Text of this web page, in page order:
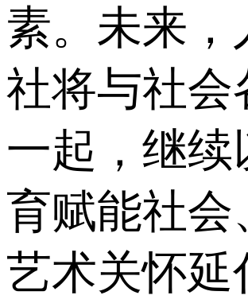
素。未来，
社将与社会
一起，继续
育赋能社会
艺术关怀延